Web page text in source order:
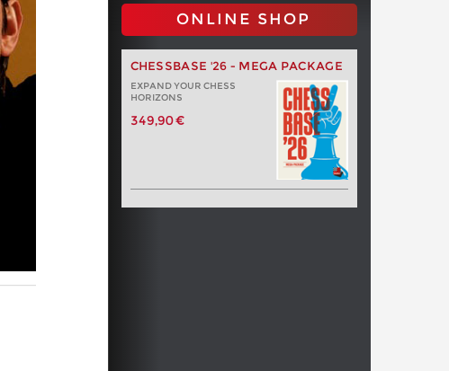
ONLINE SHOP
CHESSBASE '26 - MEGA PACKAGE
EXPAND YOUR CHESS
HORIZONS
349,90 €